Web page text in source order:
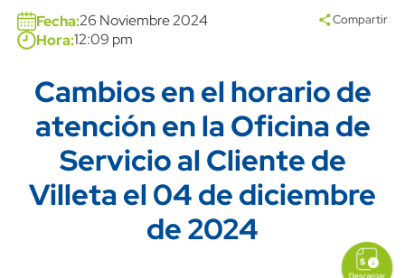
Fecha:26 Noviembre 2024
Hora:12:09 pm
Compartir
TitleCambios en el horario de
atención en la Oficina de
Servicio al Cliente de
Villeta el 04 de diciembre
de 2024
icon
Imagen
link